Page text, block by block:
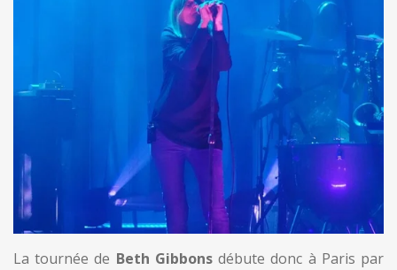
La tournée de Beth Gibbonsdébute donc à Paris par